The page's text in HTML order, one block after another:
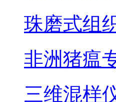
珠磨式组
非洲猪瘟
三维混样